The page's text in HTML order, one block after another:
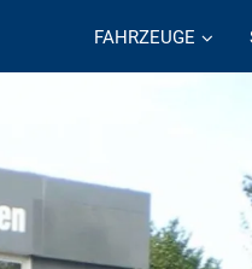
FAHRZEUGE